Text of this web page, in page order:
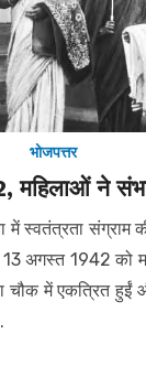
भोजपत्तर
ने
में स्वतंत्रता संग्राम
13 अगस्त 1942 को
चौक में एकत्रित